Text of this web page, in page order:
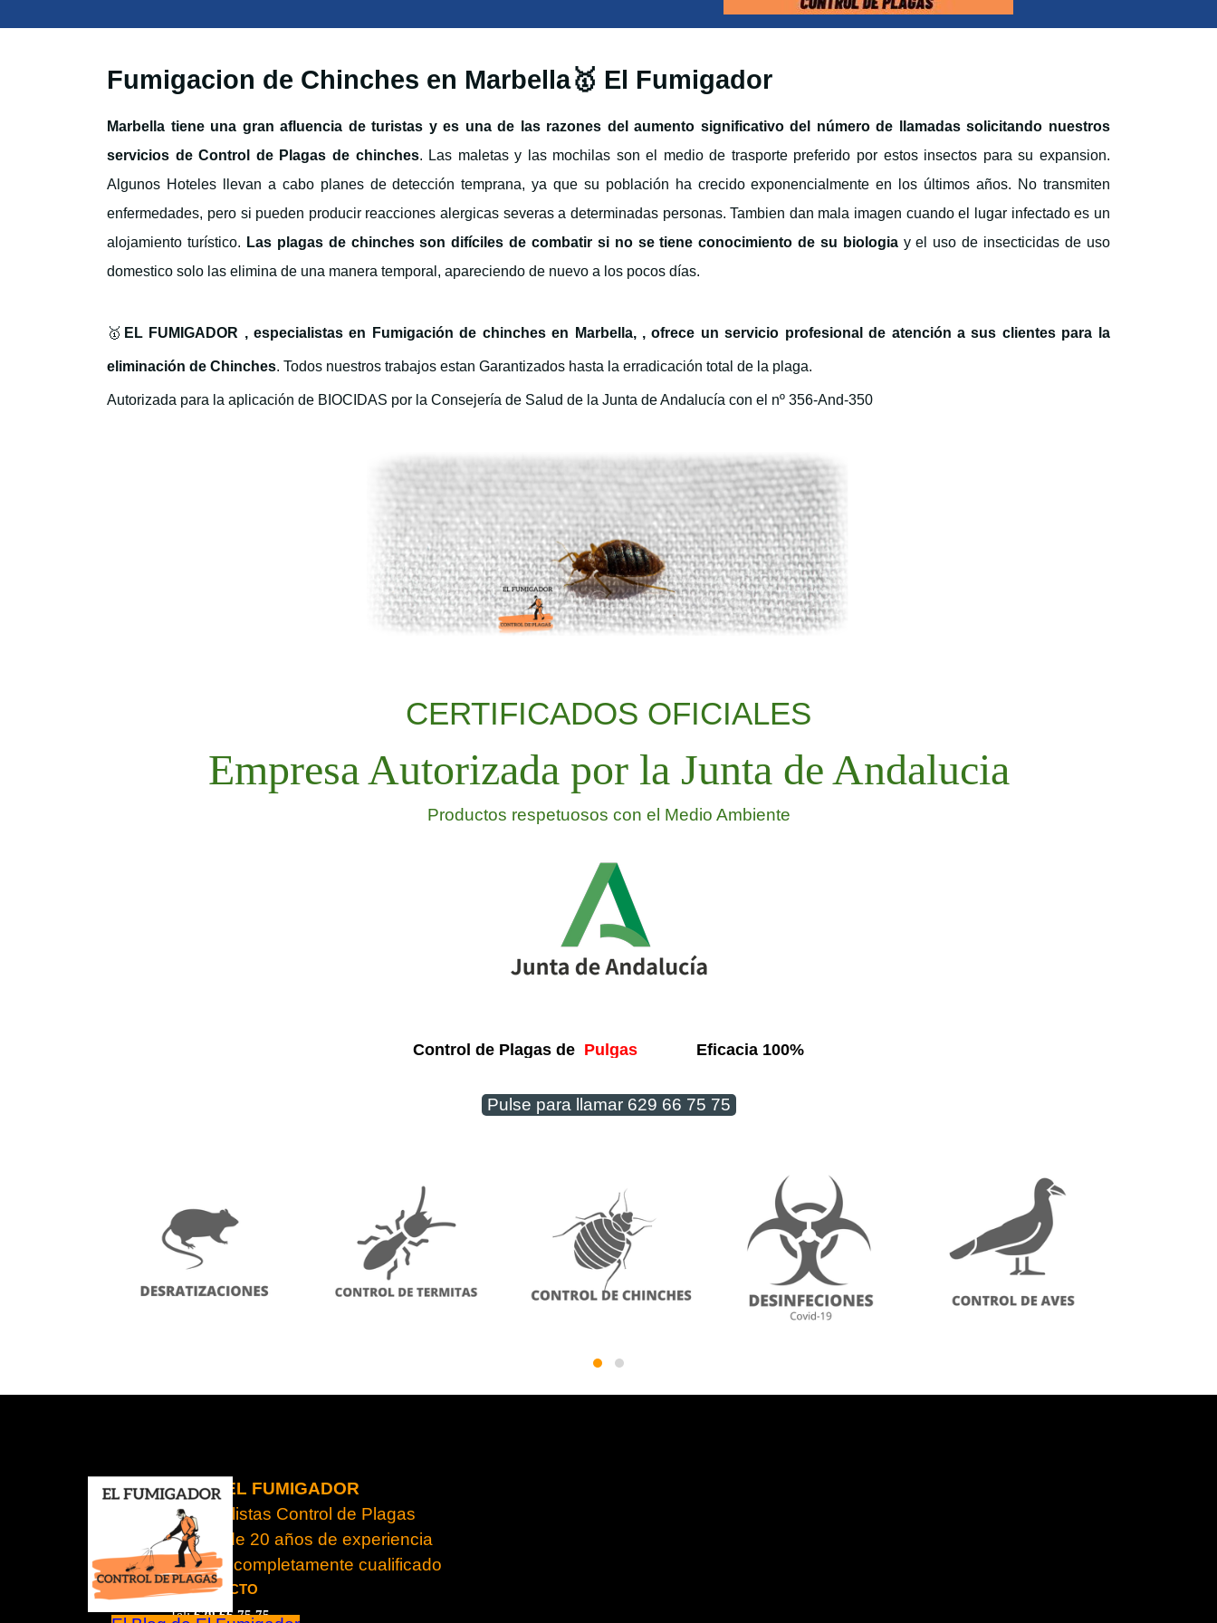
Fumigacion de Chinches en Marbella🥇 El Fumigador
Marbella tiene una gran afluencia de turistas y es una de las razones del aumento significativo del número de llamadas solicitando nuestros
servicios de Control de Plagas de chinches. Las maletas y las mochilas son el medio de trasporte preferido por estos insectos para su expansion.
Algunos Hoteles llevan a cabo planes de detección temprana, ya que su población ha crecido exponencialmente en los últimos años. No transmiten
enfermedades, pero si pueden producir reacciones alergicas severas a determinadas personas. Tambien dan mala imagen cuando el lugar infectado es un
alojamiento turístico. Las plagas de chinches son difíciles de combatir si no se tiene conocimiento de su biologiay el uso de insecticidas de uso
domestico solo las elimina de una manera temporal, apareciendo de nuevo a los pocos días.
🥇 EL FUMIGADOR , especialistas en Fumigación de chinches en Marbella, ,ofrece un servicio profesional de atención a sus clientes para la
eliminación de Chinches. Todos nuestros trabajos estan Garantizados hasta la erradicación total de la plaga.
Autorizada para la aplicación de BIOCIDAS por la Consejería de Salud de la Junta de Andalucía con el nº 356-And-350
CERTIFICADOS OFICIALES
Empresa Autorizada por la Junta de Andalucia
Productos respetuosos con el Medio Ambiente
Control de Plagas de Pulgas Eficacia 100%
Pulse para llamar 629 66 75 75
EL FUMIGADOR
Especialistas Control de Plagas
Con más de 20 años de experiencia
y un equipo completamente cualificado
RESULTADOS GARANTIZADOS.
CONTACTO
Tel:629 66 75 75